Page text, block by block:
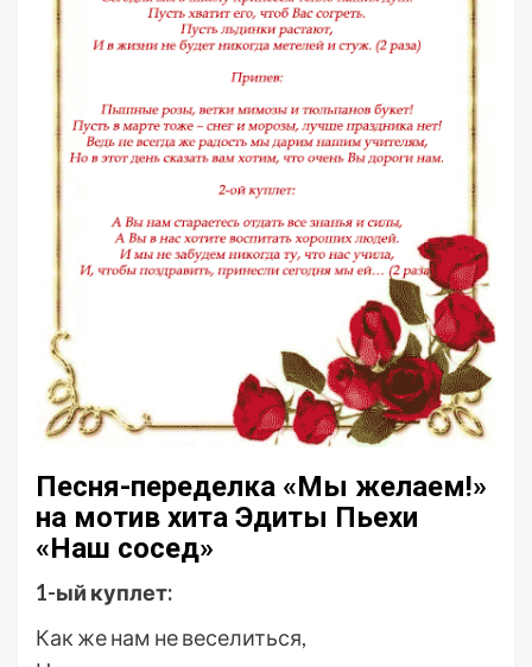
Песня-переделка «Мы желаем!»
на мотив хита Эдиты Пьехи
«Наш сосед»
1-ый куплет:
Как же нам не веселиться,